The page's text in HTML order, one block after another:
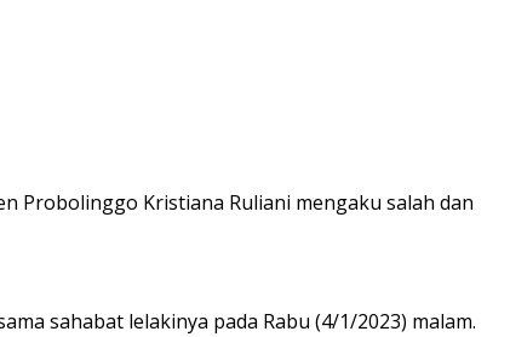
Probolinggo Kristiana Ruliani mengaku salah dan
sahabat lelakinya pada Rabu (4/1/2023) malam.